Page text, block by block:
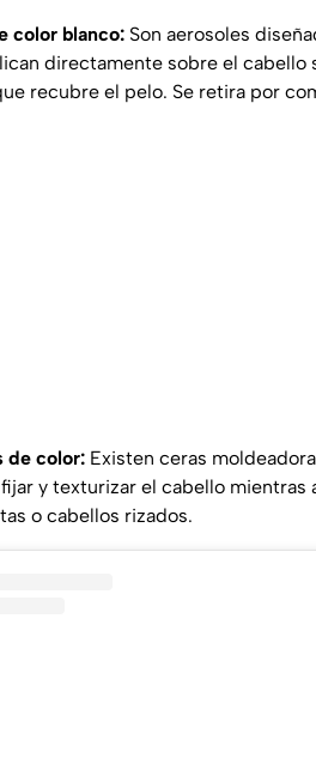
color blanco: Son aerosoles
directamente sobre el
recubre el pelo. Se retira por
de color: Existen ceras
y texturizar el cabello
o cabellos rizados.